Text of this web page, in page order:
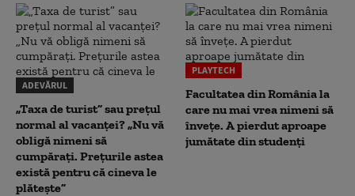
ADEVĂRUL
„Taxa de turist” sau prețul
normal al vacanței? „Nu vă
obligă nimeni să
cumpărați. Prețurile astea
există pentru că cineva le
plătește”
PLAYTECH
Facultatea din România la
care nu mai vrea nimeni să
înveţe. A pierdut aproape
jumătate din studenţi